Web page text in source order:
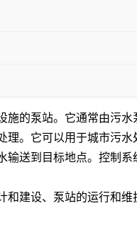
的泵站。它通常由污水
。它可以用于城市污
送到目标地点。控制
建设、泵站的运行和维